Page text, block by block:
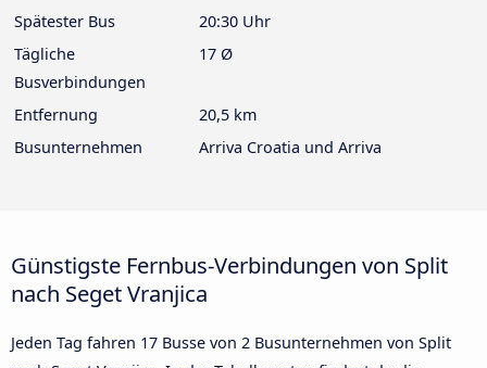
Spätester Bus
20:30 Uhr
Tägliche
Busverbindungen
17 Ø
Entfernung
20,5 km
Busunternehmen
Arriva Croatia und Arriva
Günstigste Fernbus-Verbindungen von Split
nach Seget Vranjica
Jeden Tag fahren 17 Busse von 2 Busunternehmen von Split